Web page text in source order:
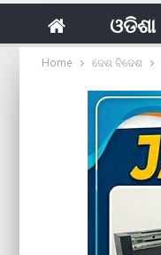
ଓଡିଶା
Home ଦେଶ ବିଦେଶ